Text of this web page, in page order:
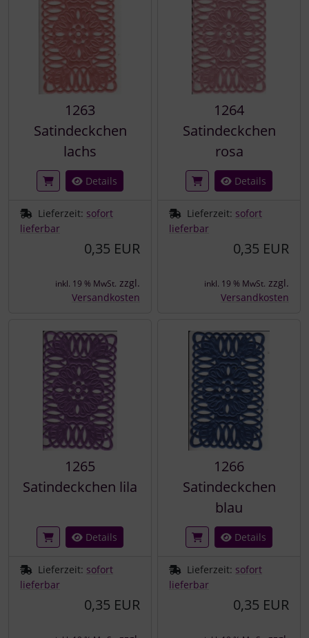
1263
Satindeckchen
lachs
Details
Lieferzeit: sofort
lieferbar
0,35 EUR
inkl. 19 % MwSt. zzgl.
Versandkosten
1264
Satindeckchen
rosa
Details
Lieferzeit: sofort
lieferbar
0,35 EUR
inkl. 19 % MwSt. zzgl.
Versandkosten
1265
Satindeckchen lila
Details
Lieferzeit: sofort
lieferbar
0,35 EUR
1266
Satindeckchen
blau
Details
Lieferzeit: sofort
lieferbar
0,35 EUR